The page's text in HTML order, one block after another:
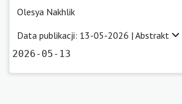
Olesya Nakhlik
Data publikacji: 13-05-2026 | Abstrakt
2026-05-13